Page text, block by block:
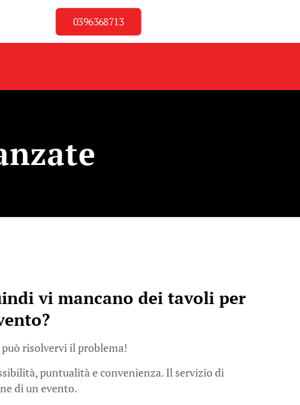
0396368713
vi mancano dei tavoli per
può risolvervi il problema!
puntualità e convenienza. Il servizio di
di un evento.